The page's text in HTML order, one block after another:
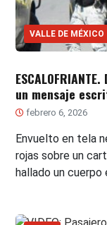
VALLE DE MÉXICO
un mensaje
febrero 6, 2026
Envuelto en tela
rojas sobre un
hallado un cuerpo